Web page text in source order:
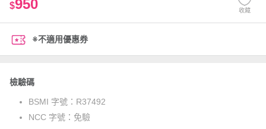
$950 收藏
※不適用優惠券
檢驗碼
BSMI 字號： R37492
NCC 字號： 免驗